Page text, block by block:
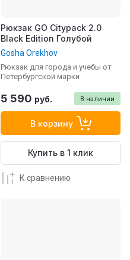
Рюкзак GO Citypack 2.0
Black Edition Голубой
Gosha Orekhov
Рюкзак для города и учебы от
Петербургской марки
В наличии
5 590 руб.
В корзину
Купить в 1 клик
К сравнению